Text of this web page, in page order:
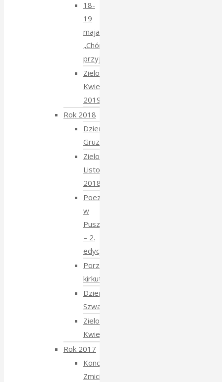
18-
19
maja
„Chór
przyjechał”
Zielony
Kwiecień
2019
Rok 2018
Dzień
Gruziński
Zielony
Listopad
2018
Poezja
w
Puszczy
– 2.
edycja
Porządkowanie
kirkutu
Dzień
Szwajcarski
Zielony
Kwiecień
Rok 2017
Koncert
Zmiciera